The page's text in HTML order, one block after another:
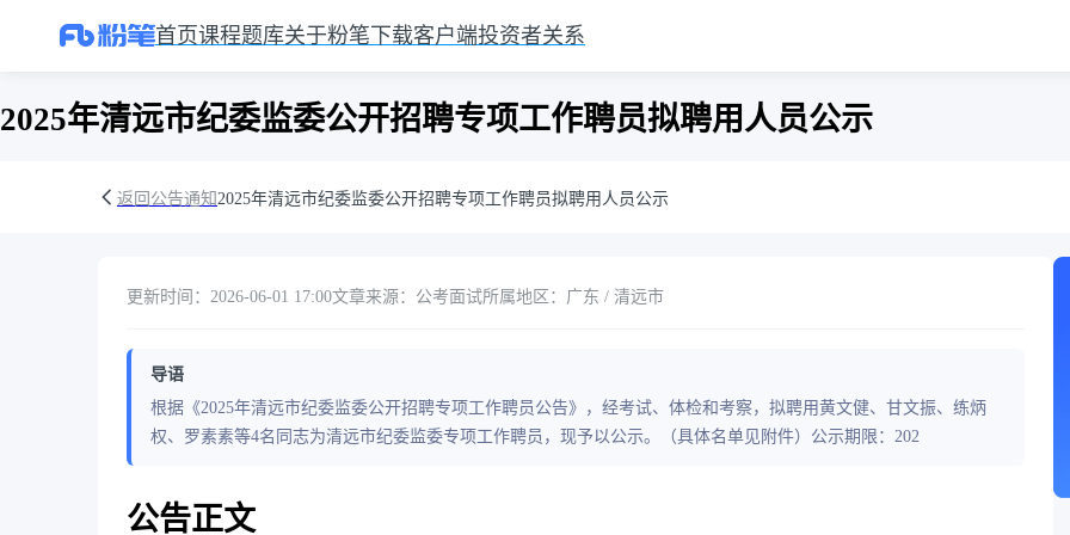
首页课程题库关于粉笔 下载客户端投资者关系
2025年清远市纪委监委公开招聘专项工作聘员拟聘用人员公示
返回公告通知2025年清远市纪委监委公开招聘专项工作聘员拟聘用人员公示
更新时间：2026-06-01 17:00文章来源：公考面试所属地区：广东 / 清远市
导语
根据《2025年清远市纪委监委公开招聘专项工作聘员公告》，经考试、体检和考察，拟聘用黄文健、甘文振、练炳
权、罗素素等4名同志为清远市纪委监委专项工作聘员，现予以公示。（具体名单见附件）公示期限：202
公告正文